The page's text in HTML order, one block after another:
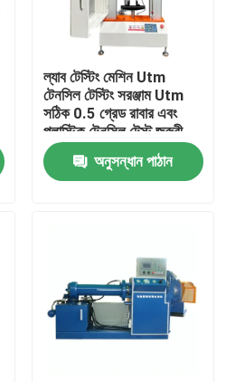
ল্যাব টেস্টিং মেশিন Utm
টেনসিল টেস্টিং সরঞ্জাম Utm
সঠিক 0.5 গ্রেড রাবার এবং
প্লাস্টিক টেনসিল টেস্ট জরুরী
স্টপ
অনুসন্ধান পাঠান